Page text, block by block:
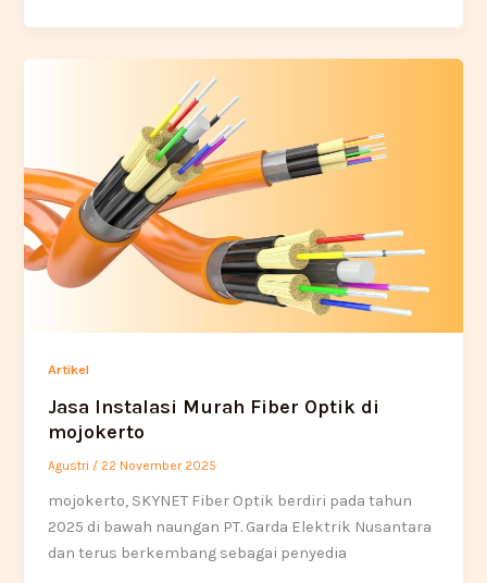
Artikel
Jasa Instalasi Murah Fiber Optik di
mojokerto
Agustri / 22 November 2025
mojokerto, SKYNET Fiber Optik berdiri pada tahun
2025 di bawah naungan PT. Garda Elektrik Nusantara
dan terus berkembang sebagai penyedia